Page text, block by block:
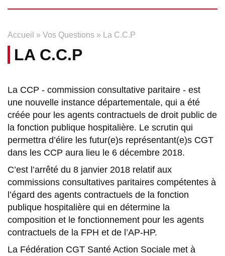
Accueil » Vos Questions » La C.C.P
LA C.C.P
La CCP - commission consultative paritaire - est
une nouvelle instance départementale, qui a été
créée pour les agents contractuels de droit public de
la fonction publique hospitalière. Le scrutin qui
permettra d’élire les futur(e)s représentant(e)s CGT
dans les CCP aura lieu le 6 décembre 2018.
C’est l’arrêté du 8 janvier 2018 relatif aux
commissions consultatives paritaires compétentes à
l’égard des agents contractuels de la fonction
publique hospitalière qui en détermine la
composition et le fonctionnement pour les agents
contractuels de la FPH et de l’AP-HP.
La Fédération CGT Santé Action Sociale met à